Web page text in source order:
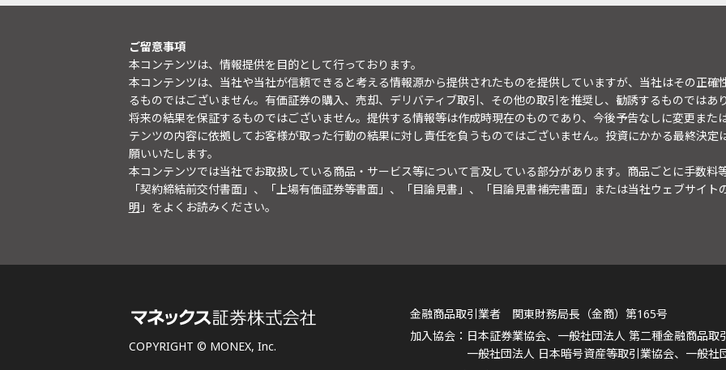
ご留意事項
本コンテンツは、情報提供を目的として行っております。
本コンテンツは、当社や当社が信頼できると考える情報源から提供されたものを提供していますが、当社はその正
るものではございません。有価証券の購入、売却、デリバティブ取引、その他の取引を推奨し、勧誘するものではあ
将来の結果を保証するものではございません。提供する情報等は作成時現在のものであり、今後予告なしに変更また
テンツの内容に依拠してお客様が取った行動の結果に対し責任を負うものではございません。投資にかかる最終決
願いいたします。
本コンテンツでは当社でお取扱している商品・サービス等について言及している部分があります。商品ごとに手数料
「契約締結前交付書面」、「上場有価証券等書面」、「目論見書」、「目論見書補完書面」または当社ウェブサイト
明 」をよくお読みください。
COPYRIGHT © MONEX, Inc.
金融商品取引業者 関東財務局長（金商）第165号
日本証券業協会、一般社団法人 第二種金融商品取
一般社団法人 日本暗号資産等取引業協会、一般社